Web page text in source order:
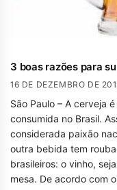
3 boas razões para
16 DE DEZEMBRO DE
São Paulo – A cerveja
consumida no Brasil.
considerada paixão
outra bebida tem
brasileiros: o vinho,
mesa. De acordo com